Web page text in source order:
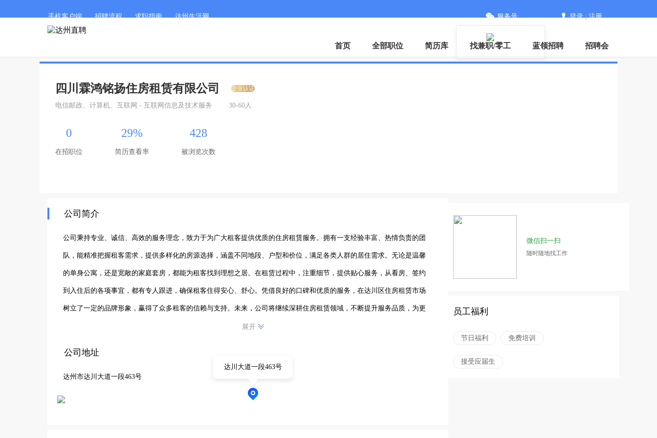
手机客户端 招聘流程 求职指南 达州生活网
APP下载
服务号 登录|注册
首页 全部职位 简历库 找兼职/零工 蓝领招聘 招聘会
四川霖鸿铭扬住房租赁有限公司 企业认证
电信邮政、计算机、互联网 - 互联网信息及技术服务 30-60人
0
在招职位
29%
简历查看率
428
被浏览次数
公司简介
公司秉持专业、诚信、高效的服务理念，致力于为广大租客提供优质的住房租赁服务。拥有一支经验丰富、热情负责的团
队，能精准把握租客需求，提供多样化的房源选择，涵盖不同地段、户型和价位，满足各类人群的居住需求。无论是温馨
的单身公寓，还是宽敞的家庭套房，都能为租客找到理想之居。在租赁过程中，注重细节，提供贴心服务，从看房、签约
到入住后的各项事宜，都有专人跟进，确保租客住得安心、舒心。凭借良好的口碑和优质的服务，在达川区住房租赁市场
树立了一定的品牌形象，赢得了众多租客的信赖与支持。未来，公司将继续深耕住房租赁领域，不断提升服务品质，为更
多租客打造舒适便捷的居住环境，助力达川区住房租赁市场的健康发展。
展开
公司地址
达州市达川大道一段463号
达川大道一段463号
微信扫一扫
随时随地找工作
员工福利
节日福利 免费培训
接受应届生